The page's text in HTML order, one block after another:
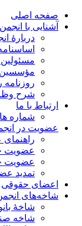
صفحه اصلی
آشنایی با انجمن
دربارۀ
اساسنامه
مسئولین
مؤسسین
روزنامه
شرح
ارتباط با ما
شماره
عضویت در
راهنمای
عضویت
عضویت
تمدید
اعضای حقوقی
شاخه‌های انجمن
شاخۀ
شاخه